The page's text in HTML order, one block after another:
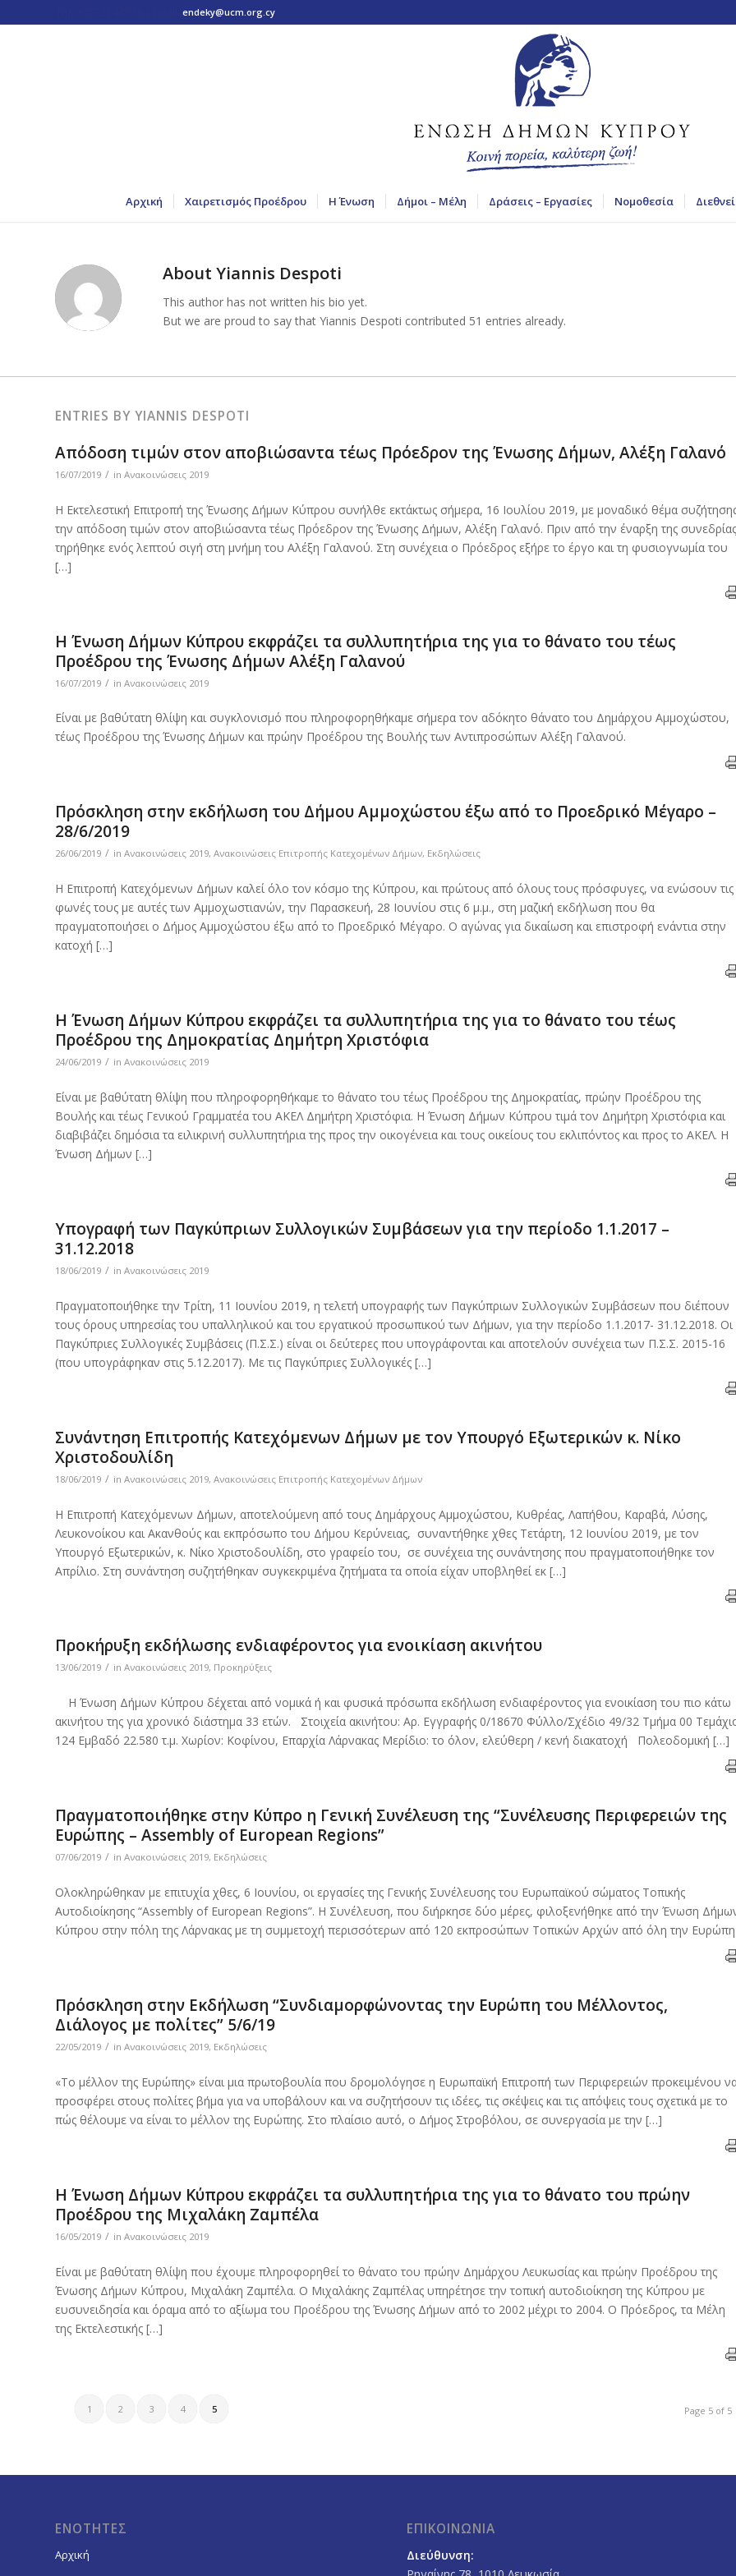
endeky@ucm.org.cy
Αρχική Χαιρετισμός Προέδρου Η Ένωση Δήμοι – Μέλη Δράσεις – Εργασίες Νομοθεσία
About Yiannis Despoti
This author has not written his bio yet.
But we are proud to say that Yiannis Despoti contributed 51 entries already.
ENTRIES BY YIANNIS DESPOTI
Απόδοση τιμών στον αποβιώσαντα τέως Πρόεδρον της Ένωσης Δήμων, Αλέξη Γαλανό
16/07/2019 / in Ανακοινώσεις 2019
Η Εκτελεστική Επιτροπή της Ένωσης Δήμων Κύπρου συνήλθε εκτάκτως σήμερα, 16 Ιουλίου 2019, με μοναδικό θέμα
την απόδοση τιμών στον αποβιώσαντα τέως Πρόεδρον της Ένωσης Δήμων, Αλέξη Γαλανό. Πριν από την έναρξη της συνεδρίας
τηρήθηκε ενός λεπτού σιγή στη μνήμη του Αλέξη Γαλανού. Στη συνέχεια ο Πρόεδρος εξήρε το έργο και τη φυσιογνωμία του
[…]
Η Ένωση Δήμων Κύπρου εκφράζει τα συλλυπητήρια της για το θάνατο του τέως
Προέδρου της Ένωσης Δήμων Αλέξη Γαλανού
16/07/2019 / in Ανακοινώσεις 2019
Είναι με βαθύτατη θλίψη και συγκλονισμό που πληροφορηθήκαμε σήμερα τον αδόκητο θάνατο του Δημάρχου Αμμοχώστου,
τέως Προέδρου της Ένωσης Δήμων και πρώην Προέδρου της Βουλής των Αντιπροσώπων Αλέξη Γαλανού.
Πρόσκληση στην εκδήλωση του Δήμου Αμμοχώστου έξω από το Προεδρικό Μέγαρο –
28/6/2019
26/06/2019 / in Ανακοινώσεις 2019, Ανακοινώσεις Επιτροπής Κατεχομένων Δήμων, Εκδηλώσεις
Η Επιτροπή Κατεχόμενων Δήμων καλεί όλο τον κόσμο της Κύπρου, και πρώτους από όλους τους πρόσφυγες, να ενώσουν τις
φωνές τους με αυτές των Αμμοχωστιανών, την Παρασκευή, 28 Ιουνίου στις 6 μ.μ., στη μαζική εκδήλωση που θα
πραγματοποιήσει ο Δήμος Αμμοχώστου έξω από το Προεδρικό Μέγαρο. Ο αγώνας για δικαίωση και επιστροφή ενάντια στην
κατοχή […]
Η Ένωση Δήμων Κύπρου εκφράζει τα συλλυπητήρια της για το θάνατο του τέως
Προέδρου της Δημοκρατίας Δημήτρη Χριστόφια
24/06/2019 / in Ανακοινώσεις 2019
Είναι με βαθύτατη θλίψη που πληροφορηθήκαμε το θάνατο του τέως Προέδρου της Δημοκρατίας, πρώην Προέδρου της
Βουλής και τέως Γενικού Γραμματέα του ΑΚΕΛ Δημήτρη Χριστόφια. Η Ένωση Δήμων Κύπρου τιμά τον Δημήτρη Χριστόφια και
διαβιβάζει δημόσια τα ειλικρινή συλλυπητήρια της προς την οικογένεια και τους οικείους του εκλιπόντος και προς το ΑΚΕΛ. Η
Ένωση Δήμων […]
Υπογραφή των Παγκύπριων Συλλογικών Συμβάσεων για την περίοδο 1.1.2017 –
31.12.2018
18/06/2019 / in Ανακοινώσεις 2019
Πραγματοποιήθηκε την Τρίτη, 11 Ιουνίου 2019, η τελετή υπογραφής των Παγκύπριων Συλλογικών Συμβάσεων που διέπουν
τους όρους υπηρεσίας του υπαλληλικού και του εργατικού προσωπικού των Δήμων, για την περίοδο 1.1.2017- 31.12.2018. Οι
Παγκύπριες Συλλογικές Συμβάσεις (Π.Σ.Σ.) είναι οι δεύτερες που υπογράφονται και αποτελούν συνέχεια των Π.Σ.Σ. 2015-16
(που υπογράφηκαν στις 5.12.2017). Με τις Παγκύπριες Συλλογικές […]
Συνάντηση Επιτροπής Κατεχόμενων Δήμων με τον Υπουργό Εξωτερικών κ. Νίκο
Χριστοδουλίδη
18/06/2019 / in Ανακοινώσεις 2019, Ανακοινώσεις Επιτροπής Κατεχομένων Δήμων
Η Επιτροπή Κατεχόμενων Δήμων, αποτελούμενη από τους Δημάρχους Αμμοχώστου, Κυθρέας, Λαπήθου, Καραβά, Λύσης,
Λευκονοίκου και Ακανθούς και εκπρόσωπο του Δήμου Κερύνειας, συναντήθηκε χθες Τετάρτη, 12 Ιουνίου 2019, με τον
Υπουργό Εξωτερικών, κ. Νίκο Χριστοδουλίδη, στο γραφείο του, σε συνέχεια της συνάντησης που πραγματοποιήθηκε τον
Απρίλιο. Στη συνάντηση συζητήθηκαν συγκεκριμένα ζητήματα τα οποία είχαν υποβληθεί εκ […]
Προκήρυξη εκδήλωσης ενδιαφέροντος για ενοικίαση ακινήτου
13/06/2019 / in Ανακοινώσεις 2019, Προκηρύξεις
Η Ένωση Δήμων Κύπρου δέχεται από νομικά ή και φυσικά πρόσωπα εκδήλωση ενδιαφέροντος για ενοικίαση του πιο κάτω
ακινήτου της για χρονικό διάστημα 33 ετών. Στοιχεία ακινήτου: Αρ. Εγγραφής 0/18670 Φύλλο/Σχέδιο 49/32 Τμήμα 00
124 Εμβαδό 22.580 τ.μ. Χωρίον: Κοφίνου, Επαρχία Λάρνακας Μερίδιο: το όλον, ελεύθερη / κενή διακατοχή Πολεοδομική […]
Πραγματοποιήθηκε στην Κύπρο η Γενική Συνέλευση της “Συνέλευσης Περιφερειών της
Ευρώπης – Assembly of European Regions”
07/06/2019 / in Ανακοινώσεις 2019, Εκδηλώσεις
Ολοκληρώθηκαν με επιτυχία χθες, 6 Ιουνίου, οι εργασίες της Γενικής Συνέλευσης του Ευρωπαϊκού σώματος Τοπικής
Αυτοδιοίκησης “Assembly of European Regions”. Η Συνέλευση, που διήρκησε δύο μέρες, φιλοξενήθηκε από την Ένωση
Κύπρου στην πόλη της Λάρνακας με τη συμμετοχή περισσότερων από 120 εκπροσώπων Τοπικών Αρχών από όλη την
Πρόσκληση στην Εκδήλωση “Συνδιαμορφώνοντας την Ευρώπη του Μέλλοντος,
Διάλογος με πολίτες” 5/6/19
22/05/2019 / in Ανακοινώσεις 2019, Εκδηλώσεις
«Το μέλλον της Ευρώπης» είναι μια πρωτοβουλία που δρομολόγησε η Ευρωπαϊκή Επιτροπή των Περιφερειών προκειμένου
προσφέρει στους πολίτες βήμα για να υποβάλουν και να συζητήσουν τις ιδέες, τις σκέψεις και τις απόψεις τους σχετικά με το
πώς θέλουμε να είναι το μέλλον της Ευρώπης. Στο πλαίσιο αυτό, o Δήμος Στροβόλου, σε συνεργασία με την […]
Η Ένωση Δήμων Κύπρου εκφράζει τα συλλυπητήρια της για το θάνατο του πρώην
Προέδρου της Μιχαλάκη Ζαμπέλα
16/05/2019 / in Ανακοινώσεις 2019
Είναι με βαθύτατη θλίψη που έχουμε πληροφορηθεί το θάνατο του πρώην Δημάρχου Λευκωσίας και πρώην Προέδρου της
Ένωσης Δήμων Κύπρου, Μιχαλάκη Ζαμπέλα. Ο Μιχαλάκης Ζαμπέλας υπηρέτησε την τοπική αυτοδιοίκηση της Κύπρου με
ευσυνειδησία και όραμα από το αξίωμα του Προέδρου της Ένωσης Δήμων από το 2002 μέχρι το 2004. Ο Πρόεδρος, τα Μέλη
της Εκτελεστικής […]
Page 5 of 5
1 2 3 4 5
ΕΝΟΤΗΤΕΣ
Αρχική
ΕΠΙΚΟΙΝΩΝΙΑ
Διεύθυνση: